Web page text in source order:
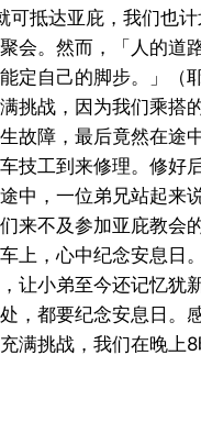
可抵达亚庇，我们也
会。然而，「人的道
定自己的脚步。」（
挑战，因为我们乘搭
故障，最后竟然在途
技工到来修理。修好
中，一位弟兄站起来
来不及参加亚庇教会
上，心中纪念安息日
让小弟至今还记忆犹
，都要纪念安息日。
满挑战，我们在晚上